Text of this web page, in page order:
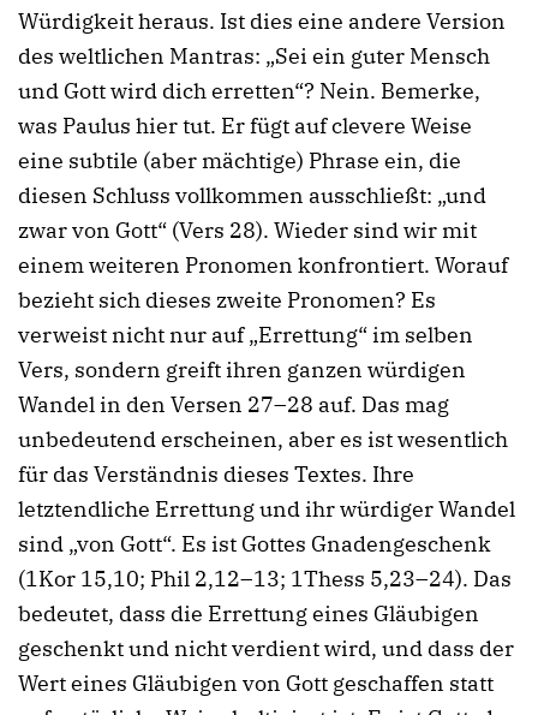
Würdigkeit heraus. Ist dies eine andere Version
des weltlichen Mantras: „Sei ein guter Mensch
und Gott wird dich erretten“? Nein. Bemerke,
was Paulus hier tut. Er fügt auf clevere Weise
eine subtile (aber mächtige) Phrase ein, die
diesen Schluss vollkommen ausschließt: „und
zwar von Gott“ (Vers 28). Wieder sind wir mit
einem weiteren Pronomen konfrontiert. Worauf
bezieht sich dieses zweite Pronomen? Es
verweist nicht nur auf „Errettung“ im selben
Vers, sondern greift ihren ganzen würdigen
Wandel in den Versen 27–28 auf. Das mag
unbedeutend erscheinen, aber es ist wesentlich
für das Verständnis dieses Textes. Ihre
letztendliche Errettung und ihr würdiger Wandel
sind „von Gott“. Es ist Gottes Gnadengeschenk
(1Kor 15,10; Phil 2,12–13; 1Thess 5,23–24). Das
bedeutet, dass die Errettung eines Gläubigen
geschenkt und nicht verdient wird, und dass der
Wert eines Gläubigen von Gott geschaffen statt